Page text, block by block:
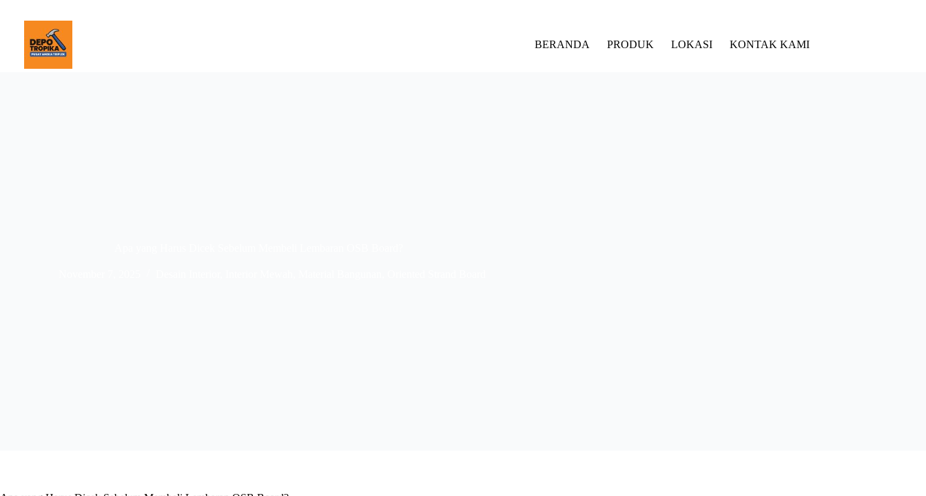
BERANDA PRODUK LOKASI KONTAK KAMI